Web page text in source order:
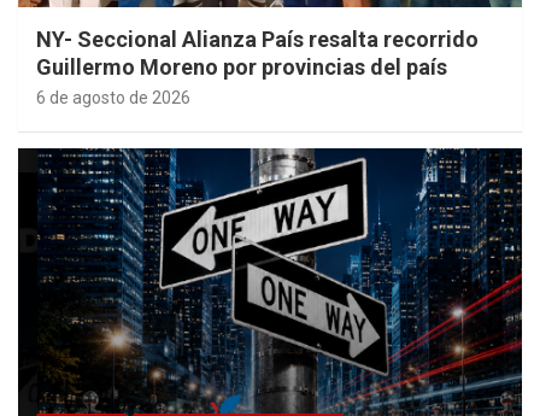
NY- Seccional Alianza País resalta recorrido
Guillermo Moreno por provincias del país
6 de agosto de 2026